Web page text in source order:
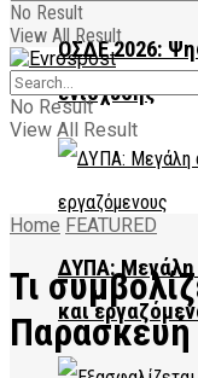
ΟΣΔΕ 2026:
ενίσχυσης
ΔΥΠΑ: Μεγάλη
και
No Result
View All Result
No Result
View All Result
Home FEATURED
Τι
Παρασκευή